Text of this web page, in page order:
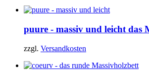
puure - massiv und leicht das
zzgl. Versandkosten